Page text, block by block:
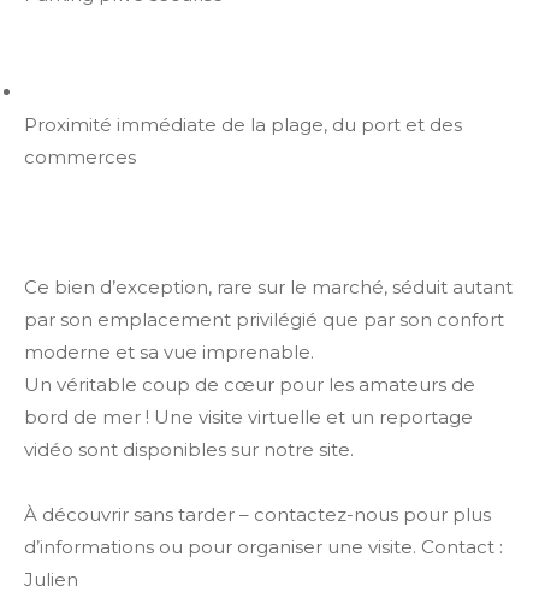
Proximité immédiate de la plage, du port et des
commerces
Ce bien d’exception, rare sur le marché, séduit autant
par son emplacement privilégié que par son confort
moderne et sa vue imprenable.
Un véritable coup de cœur pour les amateurs de
bord de mer ! Une visite virtuelle et un reportage
vidéo sont disponibles sur notre site.
À découvrir sans tarder – contactez-nous pour plus
d’informations ou pour organiser une visite. Contact :
Julien